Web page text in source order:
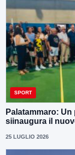
SPORT
Palatammaro:
siinaugura il
25 LUGLIO 2026